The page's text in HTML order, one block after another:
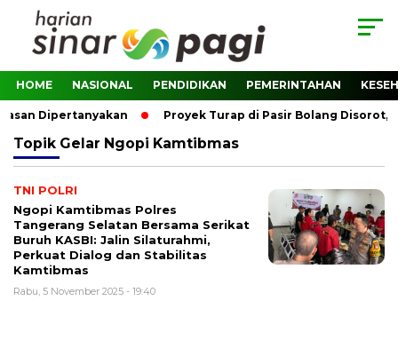
HOME NASIONAL PENDIDIKAN PEMERINTAHAN
Dipertanyakan Proyek Turap di Pasir Bolang Disorot,
Topik Gelar Ngopi Kamtibmas
TNI POLRI
Ngopi Kamtibmas Polres
Tangerang Selatan Bersama Serikat
Buruh KASBI: Jalin Silaturahmi,
Perkuat Dialog dan Stabilitas
Kamtibmas
Rabu, 5 November 2025 - 19:40